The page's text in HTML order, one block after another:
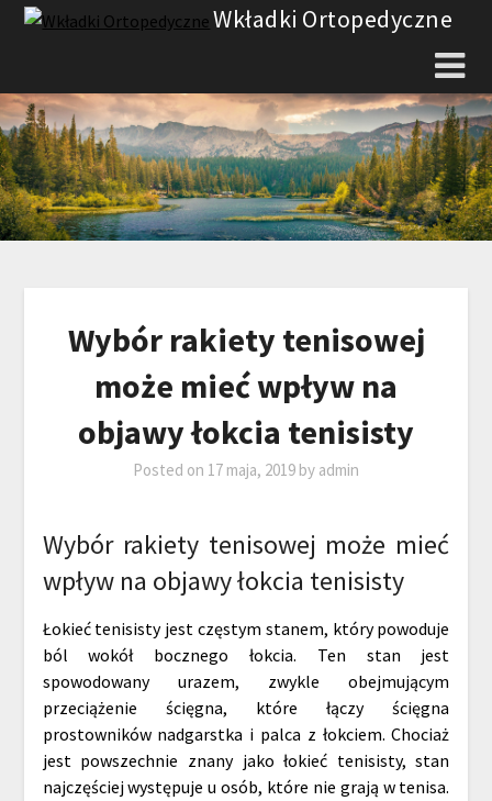
Skip
Wkładki Ortopedyczne
Wybór rakiety tenisowej
może mieć wpływ na
objawy łokcia tenisisty
Posted on 17 maja, 2019 by admin
Wybór rakiety tenisowej może mieć
wpływ na objawy łokcia tenisisty
Łokieć tenisisty jest częstym stanem, który powoduje
ból wokół bocznego łokcia. Ten stan jest
spowodowany urazem, zwykle obejmującym
przeciążenie ścięgna, które łączy ścięgna
prostowników nadgarstka i palca z łokciem. Chociaż
jest powszechnie znany jako łokieć tenisisty, stan
najczęściej występuje u osób, które nie grają w tenisa.